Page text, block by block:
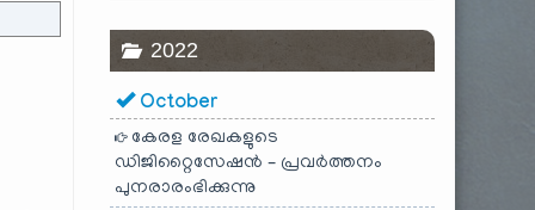
2022
October
കേരള രേഖകളുടെ
ഡിജിറ്റൈസേഷൻ – പ്രവർത്തനം
പുനരാരംഭിക്കുന്നു